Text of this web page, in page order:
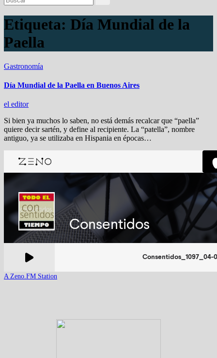
Etiqueta: Día Mundial de la
Paella
Gastronomía
Día Mundial de la Paella en Buenos Aires
el editor
Si bien ya muchos lo saben, no está demás recalcar que “paella”
quiere decir sartén, y define al recipiente. La “patella”, nombre
antiguo, ya se utilizaba en Hispania en épocas…
A Zeno.FM Station